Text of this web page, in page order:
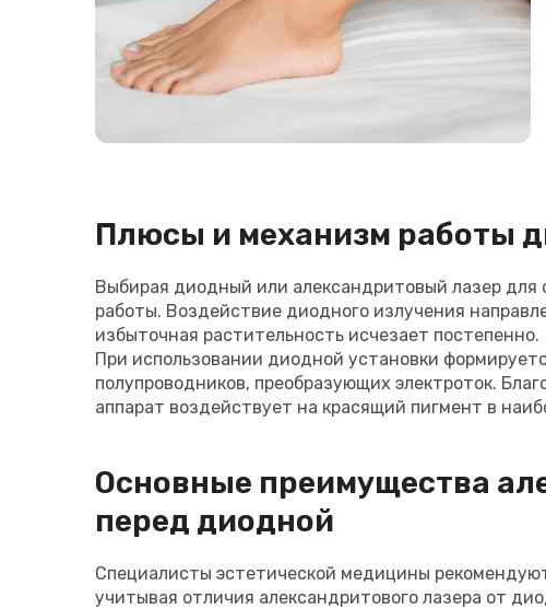
Плюсы и механизм работы
Выбирая диодный или александритовый лазер для
работы. Воздействие диодного излучения
избыточная растительность исчезает постепенно.
При использовании диодной установки
полупроводников, преобразующих электроток.
аппарат воздействует на красящий пигмент в
Основные преимущества
перед диодной
Специалисты эстетической медицины
учитывая отличия александритового лазера от